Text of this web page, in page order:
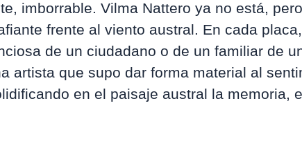
imborrable. Vilma Nattero ya no está,
frente al viento austral. En cada
de un ciudadano o de un familiar de
artista que supo dar forma material al
en el paisaje austral la memoria,